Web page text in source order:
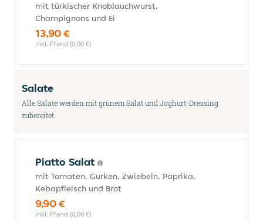
mit türkischer Knoblauchwurst,
Champignons und Ei
13,90 €
inkl. Pfand (0,00 €)
Salate
Alle Salate werden mit grünem Salat und Joghurt-Dressing
zubereitet.
Piatto Salat
mit Tomaten, Gurken, Zwiebeln, Paprika,
Kebapfleisch und Brot
9,90 €
inkl. Pfand (0,00 €)